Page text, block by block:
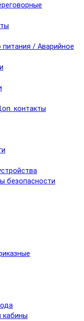
питания / Аварийное
контакты
безопасности
кабины